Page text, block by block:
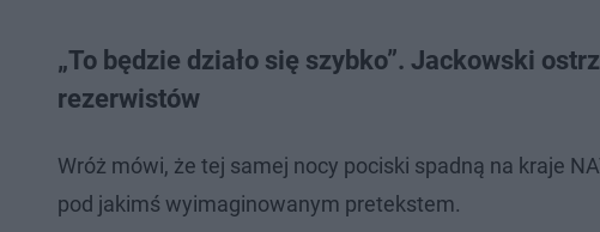
„To będzie działo się szybko”. Jackowski
rezerwistów
Wróż mówi, że tej samej nocy pociski spadną na kraje
pod jakimś wyimaginowanym pretekstem.